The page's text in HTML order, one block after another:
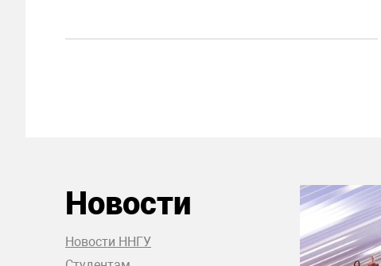
Новости
Новости ННГУ